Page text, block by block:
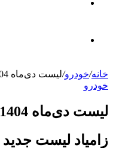
برای خانه/خودرو/لیست دی‌ماه 1404 زامیاد؛ سنگین‌ترین افزایش قیمت سال در خودروهای تجاری
خودرو
لیست دی‌ماه 1404 زامیاد؛ سنگین‌ترین افزایش قیمت سال در خودروهای تجاری